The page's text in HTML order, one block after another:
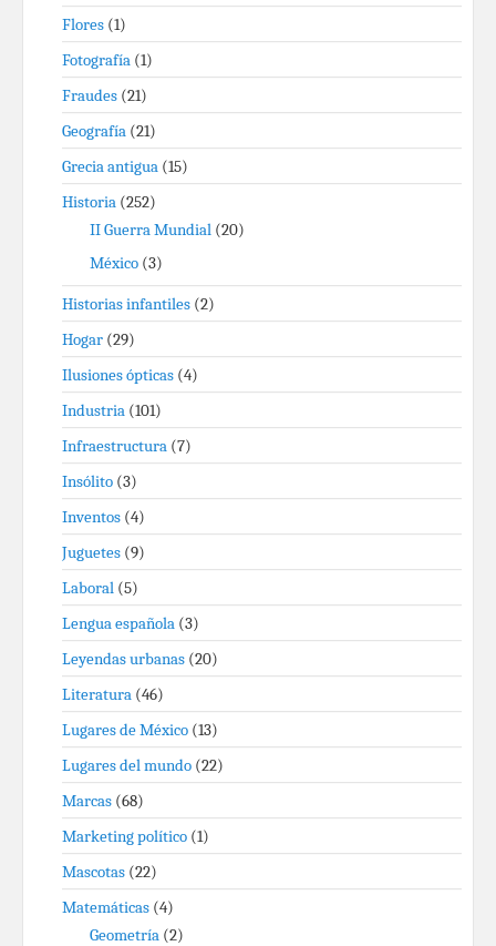
Flores (1)
Fotografía (1)
Fraudes (21)
Geografía (21)
Grecia antigua (15)
Historia (252)
II Guerra Mundial (20)
México (3)
Historias infantiles (2)
Hogar (29)
Ilusiones ópticas (4)
Industria (101)
Infraestructura (7)
Insólito (3)
Inventos (4)
Juguetes (9)
Laboral (5)
Lengua española (3)
Leyendas urbanas (20)
Literatura (46)
Lugares de México (13)
Lugares del mundo (22)
Marcas (68)
Marketing político (1)
Mascotas (22)
Matemáticas (4)
Geometría (2)